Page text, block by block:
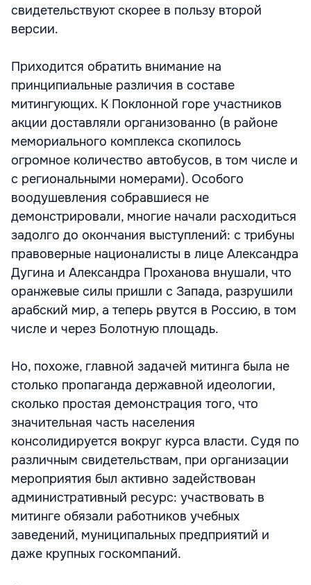
свидетельствуют скорее в пользу второй
версии.
Приходится обратить внимание на
принципиальные различия в составе
митингующих. К Поклонной горе участников
акции доставляли организованно (в районе
мемориального комплекса скопилось
огромное количество автобусов, в том числе и
с региональными номерами). Особого
воодушевления собравшиеся не
демонстрировали, многие начали расходиться
задолго до окончания выступлений: с трибуны
правоверные националисты в лице Александра
Дугина и Александра Проханова внушали, что
оранжевые силы пришли с Запада, разрушили
арабский мир, а теперь рвутся в Россию, в том
числе и через Болотную площадь.
Но, похоже, главной задачей митинга была не
столько пропаганда державной идеологии,
сколько простая демонстрация того, что
значительная часть населения
консолидируется вокруг курса власти. Судя по
различным свидетельствам, при организации
мероприятия был активно задействован
административный ресурс: участвовать в
митинге обязали работников учебных
заведений, муниципальных предприятий и
даже крупных госкомпаний.